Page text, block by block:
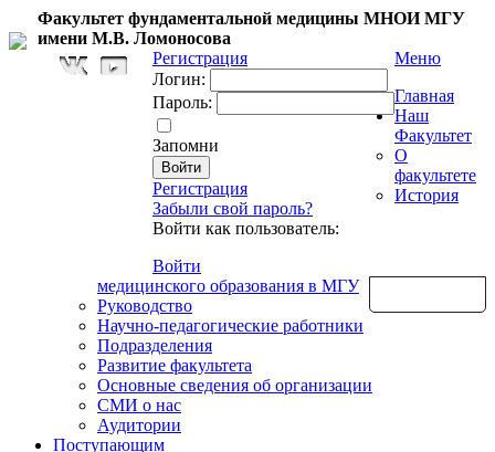
Факультет фундаментальной медицины МНОИ МГУ
имени М.В. Ломоносова
Регистрация
Логин:
Пароль:
Запомни
Регистрация
Забыли свой пароль?
Войти как пользователь:
Войти
Меню
Главная
Наш
Факультет
О
факультете
История
медицинского образования в МГУ
Руководство
Научно-педагогические работники
Подразделения
Развитие факультета
Основные сведения об организации
СМИ о нас
Аудитории
Поступающим